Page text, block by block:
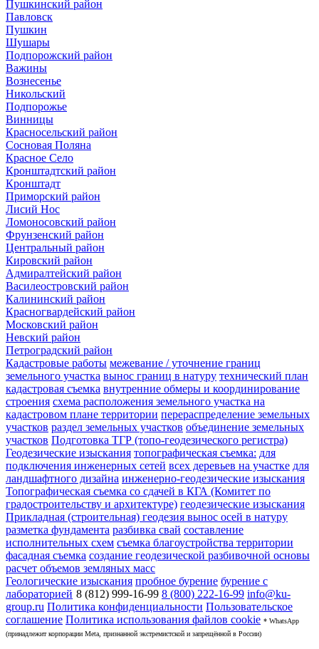
Пушкинский район
Павловск
Пушкин
Шушары
Подпорожский район
Важины
Вознесенье
Никольский
Подпорожье
Винницы
Красносельский район
Сосновая Поляна
Красное Село
Кронштадтский район
Кронштадт
Приморский район
Лисий Нос
Ломоносовский район
Фрунзенский район
Центральный район
Кировский район
Адмиралтейский район
Василеостровский район
Калининский район
Красногвардейский район
Московский район
Невский район
Петроградский район
Кадастровые работы межевание / уточнение границ
земельного участка вынос границ в натуру технический план
кадастровая съемка внутренние обмеры и координирование
строения схема расположения земельного участка на
кадастровом плане территории перераспределение земельных
участков раздел земельных участков объединение земельных
участков Подготовка ТГР (топо-геодезического регистра)
Геодезические изыскания топографическая съемка: для
подключения инженерных сетей всех деревьев на участке для
ландшафтного дизайна инженерно-геодезические изыскания
Топографическая съемка со сдачей в КГА (Комитет по
градостроительству и архитектуре) геодезические изыскания
Прикладная (строительная) геодезия вынос осей в натуру
разметка фундамента разбивка свай составление
исполнительных схем съемка благоустройства территории
фасадная съемка создание геодезической разбивочной основы
расчет объемов земляных масс
Геологические изыскания пробное бурение бурение с
лабораторией 8 (812) 999-16-99 8 (800) 222-16-99 info@ku-
group.ru Политика конфиденциальности Пользовательское
соглашение Политика использования файлов cookie * WhatsApp
(принадлежит корпорации Meta, признанной экстремистской и запрещённой в России)